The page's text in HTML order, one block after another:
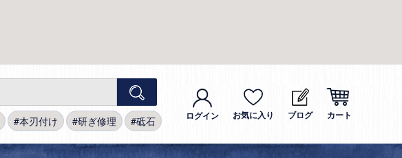
本刃付け 研ぎ修理 砥石 ログイン お気に入り ブログ カート